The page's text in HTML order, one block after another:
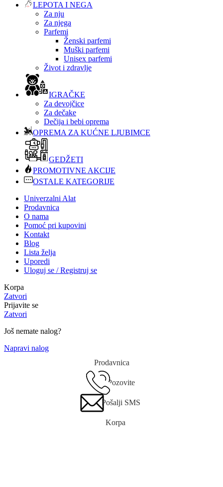
LEPOTA I NEGA
Za nju
Za njega
Parfemi
Ženski parfemi
Muški parfemi
Unisex parfemi
Život i zdravlje
IGRAČKE
Za devojčice
Za dečake
Dečija i bebi oprema
OPREMA ZA KUĆNE LJUBIMCE
GEDŽETI
PROMOTIVNE AKCIJE
OSTALE KATEGORIJE
Univerzalni Alat
Prodavnica
O nama
Pomoć pri kupovini
Kontakt
Blog
Lista želja
Uporedi
Uloguj se / Registruj se
Korpa
Zatvori
Prijavite se
Zatvori
Još nemate nalog?
Napravi nalog
Prodavnica
Pozovite
Pošalji SMS
Korpa